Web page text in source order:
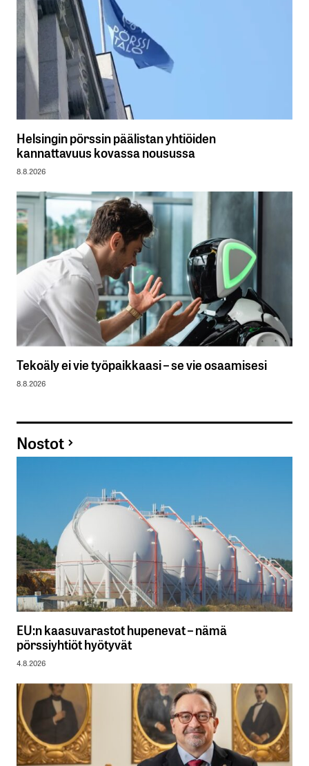
Helsingin pörssin päälistan yhtiöiden
kannattavuus kovassa nousussa
8.8.2026
Tekoäly ei vie työpaikkaasi – se vie osaamisesi
8.8.2026
Nostot
EU:n kaasuvarastot hupenevat – nämä
pörssiyhtiöt hyötyvät
4.8.2026